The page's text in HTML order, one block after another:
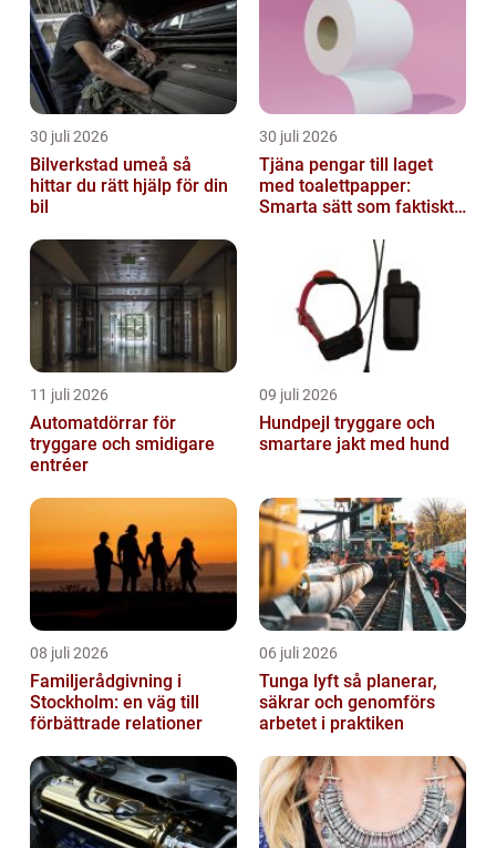
30 juli 2026
Bilverkstad umeå så
hittar du rätt hjälp för din
bil
30 juli 2026
Tjäna pengar till laget
med toalettpapper:
Smarta sätt som faktiskt
11 juli 2026
Automatdörrar för
tryggare och smidigare
entréer
09 juli 2026
Hundpejl tryggare och
smartare jakt med hund
08 juli 2026
Familjerådgivning i
Stockholm: en väg till
förbättrade relationer
06 juli 2026
Tunga lyft så planerar,
säkrar och genomförs
arbetet i praktiken